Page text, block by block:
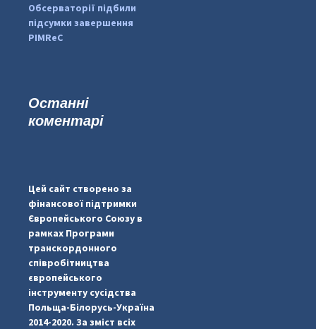
Обсерваторії підбили
підсумки завершення
PIMReC
Останні
коментарі
Цей сайт створено за
фінансової підтримки
Європейського Союзу в
рамках Програми
транскордонного
співробітництва
європейського
інструменту сусідства
Польща-Білорусь-Україна
2014-2020. За зміст всіх